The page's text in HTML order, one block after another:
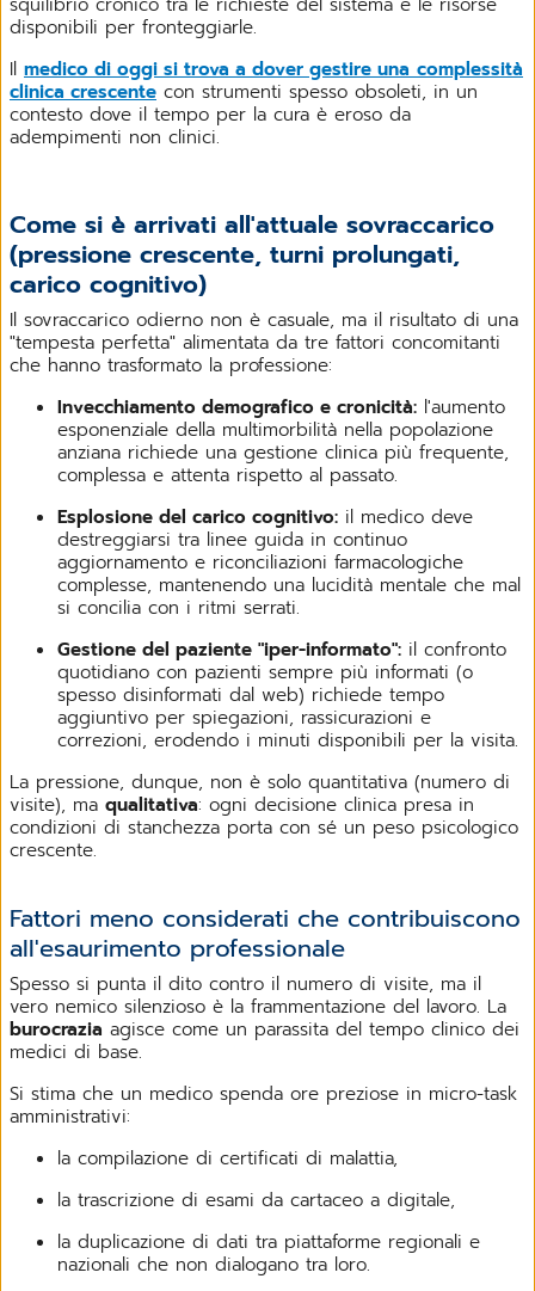
disponibili per fronteggiarle.
Il medico di oggi si trova a dover gestire una complessità
clinica crescente con strumenti spesso obsoleti, in un
contesto dove il tempo per la cura è eroso da
adempimenti non clinici.
Come si è arrivati all'attuale sovraccarico
(pressione crescente, turni prolungati,
carico cognitivo)
Il sovraccarico odierno non è casuale, ma il risultato di una
"tempesta perfetta" alimentata da tre fattori concomitanti
che hanno trasformato la professione:
Invecchiamento demografico e cronicità: l'aumento
esponenziale della multimorbilità nella popolazione
anziana richiede una gestione clinica più frequente,
complessa e attenta rispetto al passato.
Esplosione del carico cognitivo: il medico deve
destreggiarsi tra linee guida in continuo
aggiornamento e riconciliazioni farmacologiche
complesse, mantenendo una lucidità mentale che mal
si concilia con i ritmi serrati.
Gestione del paziente "iper-informato": il confronto
quotidiano con pazienti sempre più informati (o
spesso disinformati dal web) richiede tempo
aggiuntivo per spiegazioni, rassicurazioni e
correzioni, erodendo i minuti disponibili per la visita.
La pressione, dunque, non è solo quantitativa (numero di
visite), ma qualitativa: ogni decisione clinica presa in
condizioni di stanchezza porta con sé un peso psicologico
crescente.
Fattori meno considerati che contribuiscono
all'esaurimento professionale
Spesso si punta il dito contro il numero di visite, ma il
vero nemico silenzioso è la frammentazione del lavoro. La
burocrazia agisce come un parassita del tempo clinico dei
medici di base.
Si stima che un medico spenda ore preziose in micro-task
amministrativi:
la compilazione di certificati di malattia,
la trascrizione di esami da cartaceo a digitale,
la duplicazione di dati tra piattaforme regionali e
nazionali che non dialogano tra loro.